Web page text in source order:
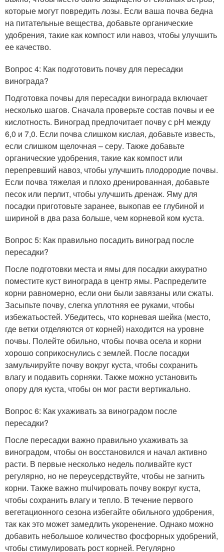
которые могут повредить лозы. Если ваша почва бедна
на питательные вещества, добавьте органические
удобрения, такие как компост или навоз, чтобы улучшить
ее качество.
Вопрос 4: Как подготовить почву для пересадки
винограда?
Подготовка почвы для пересадки винограда включает
несколько шагов. Сначала проверьте состав почвы и ее
кислотность. Виноград предпочитает почву с pH между
6,0 и 7,0. Если почва слишком кислая, добавьте известь,
если слишком щелочная – серу. Также добавьте
органические удобрения, такие как компост или
перепревший навоз, чтобы улучшить плодородие почвы.
Если почва тяжелая и плохо дренированная, добавьте
песок или перлит, чтобы улучшить дренаж. Яму для
посадки приготовьте заранее, выкопав ее глубиной и
шириной в два раза больше, чем корневой ком куста.
Вопрос 5: Как правильно посадить виноград после
пересадки?
После подготовки места и ямы для посадки аккуратно
поместите куст винограда в центр ямы. Распределите
корни равномерно, если они были завязаны или сжаты.
Засыпьте почву, слегка уплотняя ее руками, чтобы
избежатьостей. Убедитесь, что корневая шейка (место,
где ветки отделяются от корней) находится на уровне
почвы. Полейте обильно, чтобы почва осела и корни
хорошо соприкоснулись с землей. После посадки
замульчируйте почву вокруг куста, чтобы сохранить
влагу и подавить сорняки. Также можно установить
опору для куста, чтобы он мог расти вертикально.
Вопрос 6: Как ухаживать за виноградом после
пересадки?
После пересадки важно правильно ухаживать за
виноградом, чтобы он восстановился и начал активно
расти. В первые несколько недель поливайте куст
регулярно, но не переусердствуйте, чтобы не загнить
корни. Также важно mulчировать почву вокруг куста,
чтобы сохранить влагу и тепло. В течение первого
вегетационного сезона избегайте обильного удобрения,
так как это может замедлить укоренение. Однако можно
добавить небольшое количество фосфорных удобрений,
чтобы стимулировать рост корней. Регулярно